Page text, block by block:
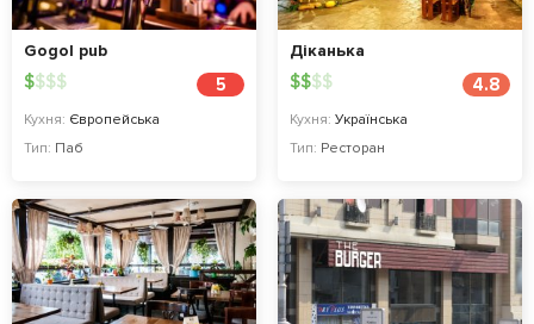
Gogol pub
Кухня: Європейська
Тип: Паб
5
$$$$
Діканька
Кухня: Українська
Тип: Ресторан
4.8
$$$$